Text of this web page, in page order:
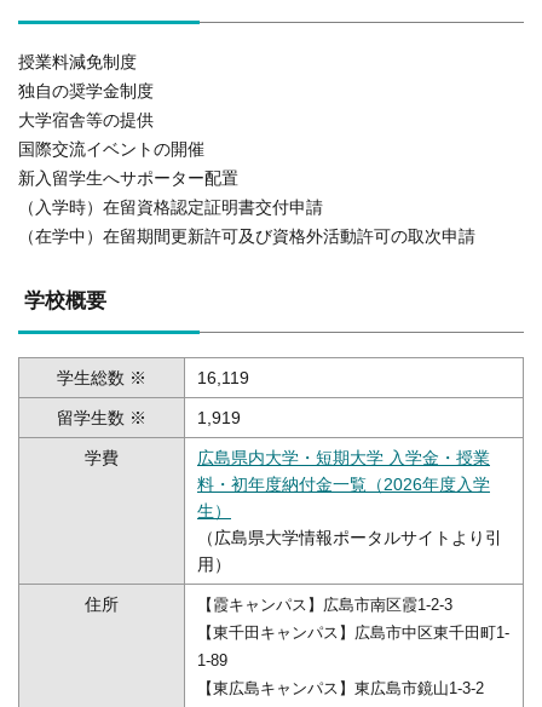
授業料減免制度
独自の奨学金制度
大学宿舎等の提供
国際交流イベントの開催
新入留学生へサポーター配置
（入学時）在留資格認定証明書交付申請
（在学中）在留期間更新許可及び資格外活動許可の取次申請
学校概要
学生総数 ※ 16,119
留学生数 ※ 1,919
学費
広島県内大学・短期大学 入学金・授業
料・初年度納付金一覧（2026年度入学
生）
（広島県大学情報ポータルサイトより引
用）
住所
【霞キャンパス】広島市南区霞1-2-3
【東千田キャンパス】広島市中区東千田町1-
1-89
【東広島キャンパス】東広島市鏡山1-3-2